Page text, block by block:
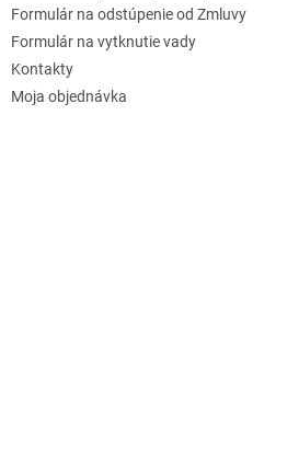
Formulár na odstúpenie od Zmluvy
Formulár na vytknutie vady
Kontakty
Moja objednávka